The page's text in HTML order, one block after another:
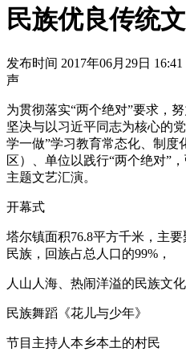
民族优良传统
发布时间 2017年06月29日
声
为贯彻落实“两个绝对”要求，
坚决与以习近平同志为核心的
学一做”学习教育常态化、制度
区）、单位以践行“两个绝对”
主题文艺汇演。
开幕式
塔尔镇面积76.8平方千米，主
民族，回族占总人口的99%，
人山人海、热闹洋溢的民族文
民族舞蹈《花儿与少年》
节目主持人本乡本土的村民